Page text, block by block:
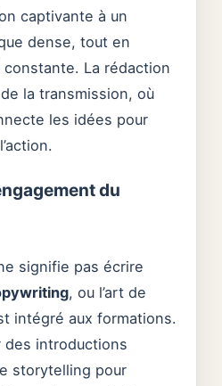
captivante à un
dense, tout en
La rédaction
la transmission, où
les idées pour
du
signifie pas écrire
, ou l’art de
intégré aux formations.
des introductions
storytelling pour